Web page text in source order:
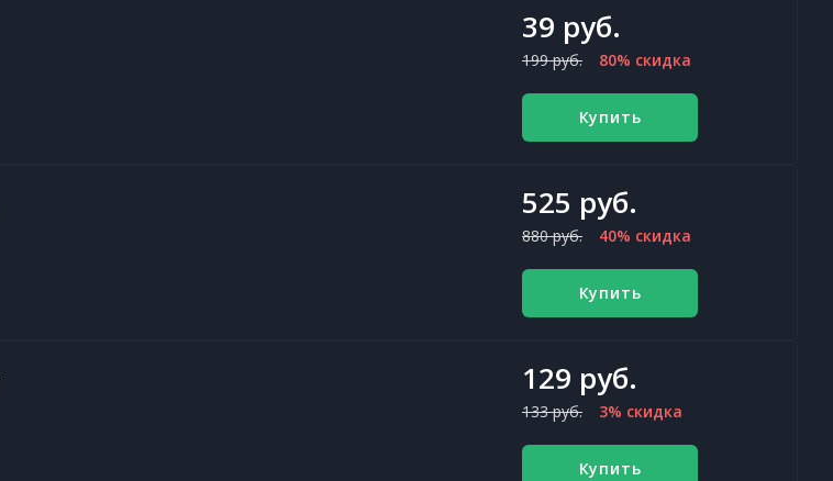
39 руб.
199 руб. 80% скидка
Купить
525 руб.
880 руб. 40% скидка
Купить
129 руб.
133 руб. 3% скидка
Купить